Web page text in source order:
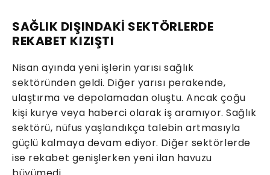
SAĞLIK DIŞINDAKİ SEKTÖRLERDE
REKABET KIZIŞTI
Nisan ayında yeni işlerin yarısı sağlık
sektöründen geldi. Diğer yarısı perakende,
ulaştırma ve depolamadan oluştu. Ancak çoğu
kişi kurye veya haberci olarak iş aramıyor. Sağlık
sektörü, nüfus yaşlandıkça talebin artmasıyla
güçlü kalmaya devam ediyor. Diğer sektörlerde
ise rekabet genişlerken yeni ilan havuzu